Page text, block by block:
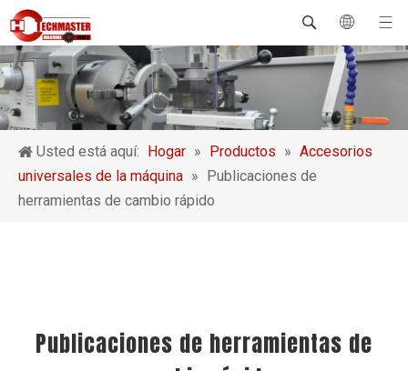
Usted está aquí: Hogar » Productos » Accesorios
universales de la máquina »
Publicaciones de
herramientas de cambio rápido
Publicaciones de herramientas de